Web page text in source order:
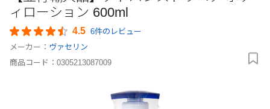
ィローション 600ml
4.5 6件のレビュー
メーカー： ヴァセリン
商品コード： 0305213087009